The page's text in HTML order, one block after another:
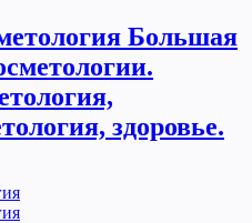
Большая
здоровье.